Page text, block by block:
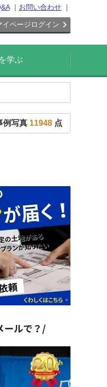
お問い合わせ
イページログイン
学ぶ
例写真 11948 点